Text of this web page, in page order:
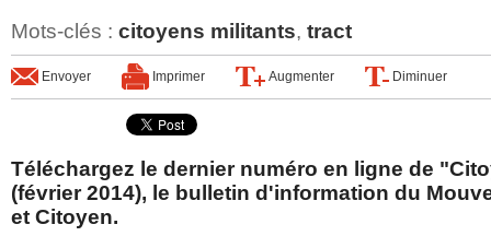
Mots-clés : citoyens militants, tract
Envoyer Imprimer Augmenter Diminuer
Téléchargez le dernier numéro en ligne de
(février 2014), le bulletin d'information du
et Citoyen.